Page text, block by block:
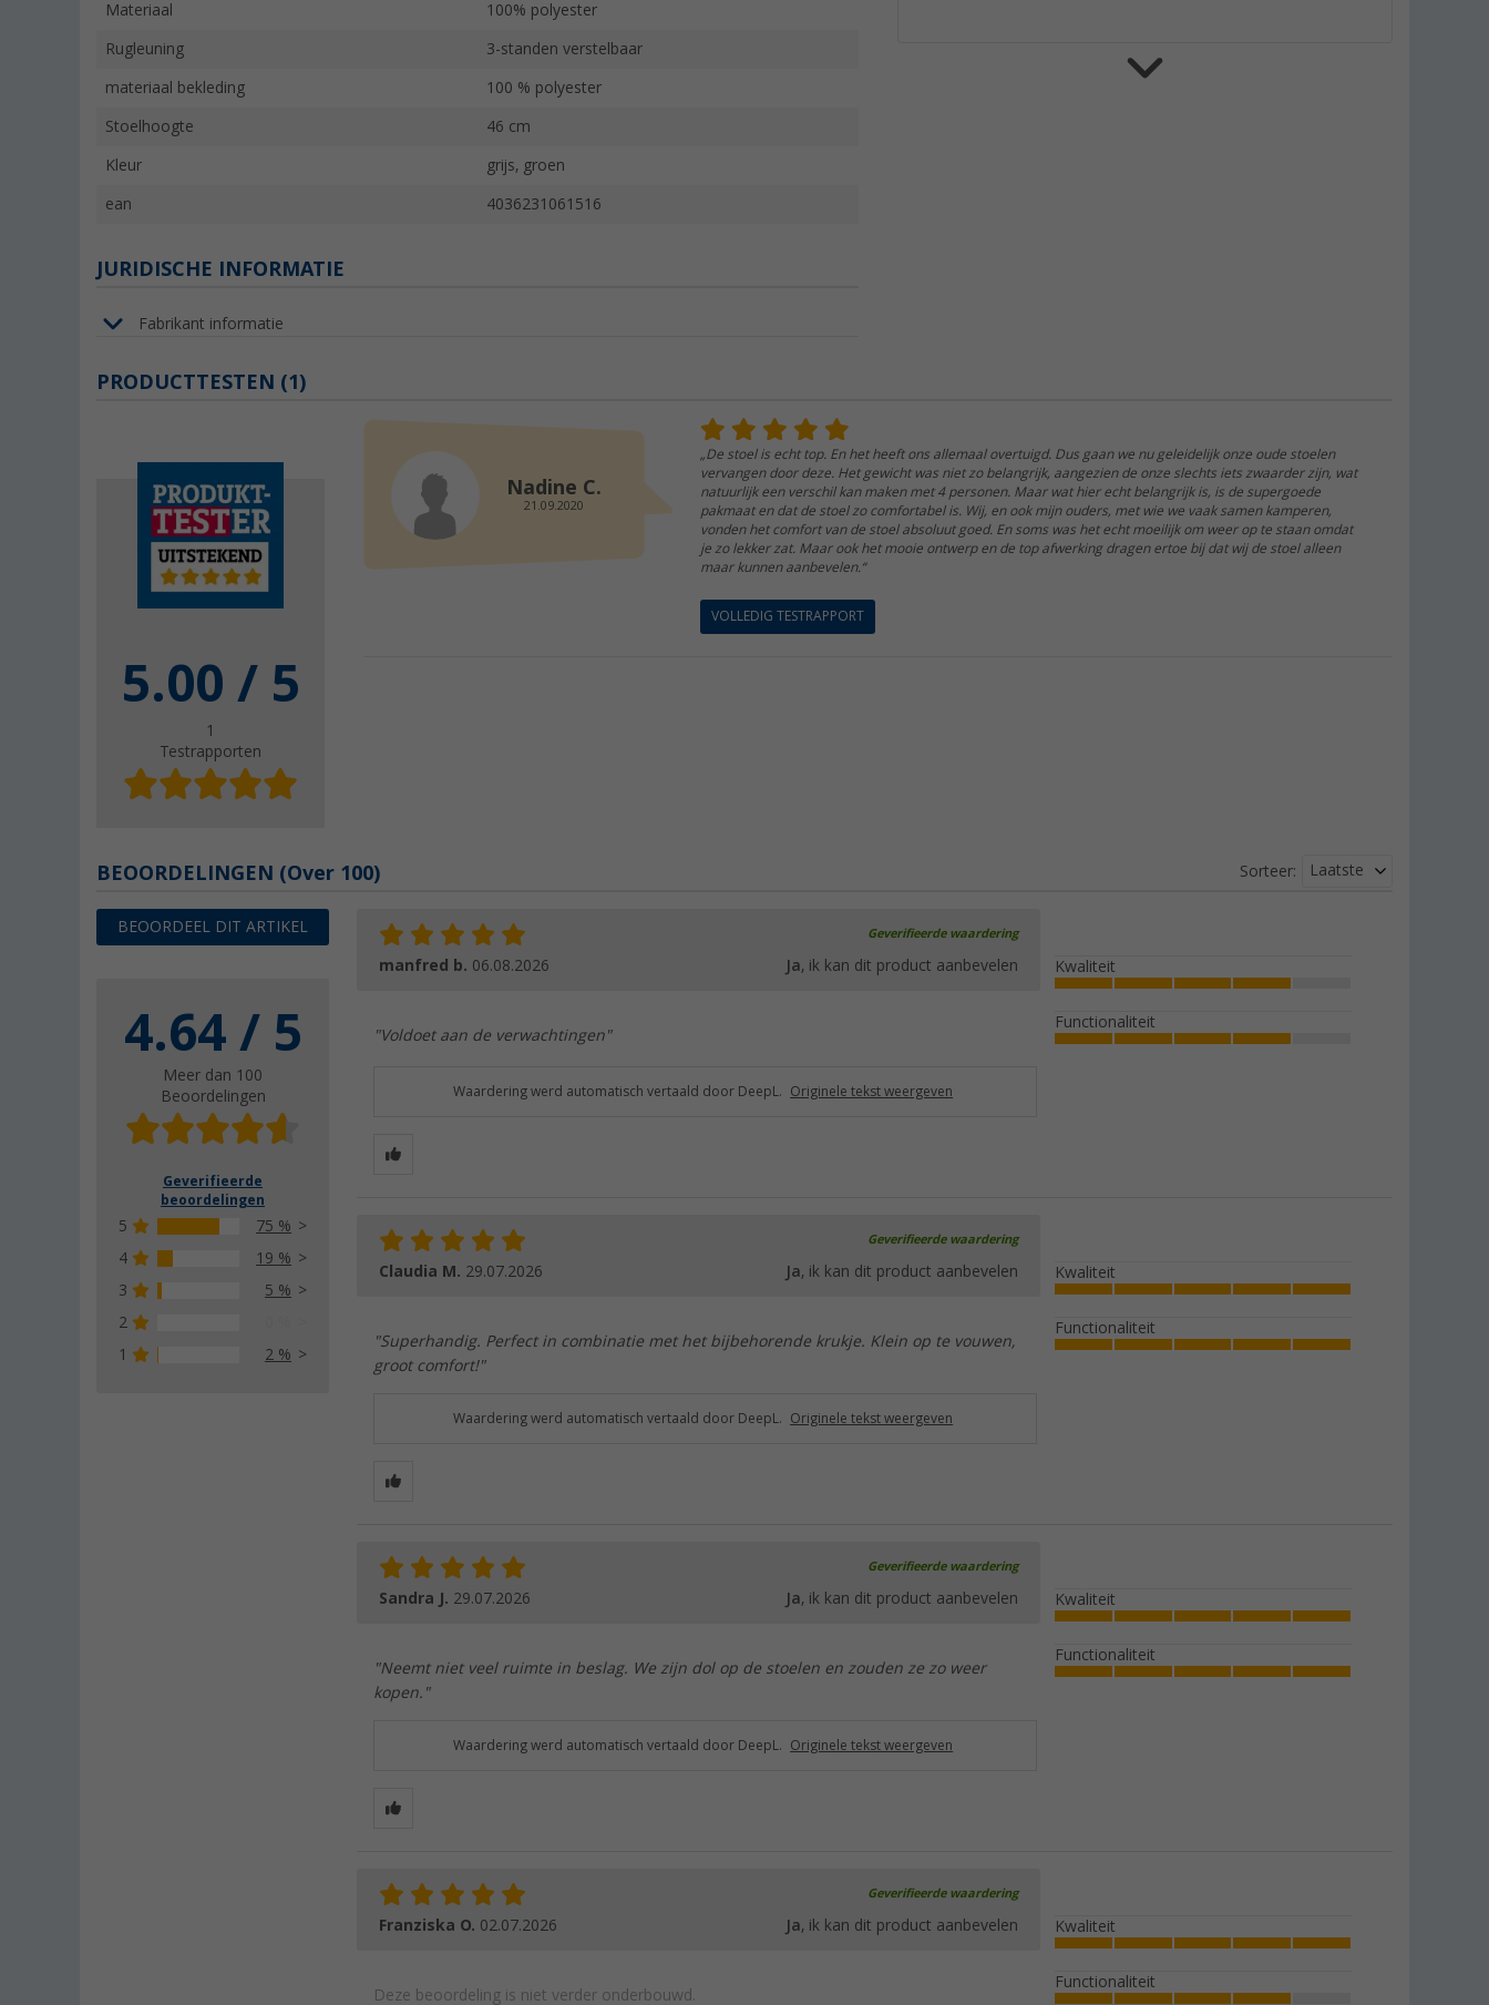
Materiaal 100% polyester
Rugleuning 3-standen verstelbaar
materiaal bekleding 100 % polyester
Stoelhoogte 46 cm
Kleur grijs, groen
ean 4036231061516
JURIDISCHE INFORMATIE
Fabrikant informatie
PRODUCTTESTEN (1)
5.00 / 5
1
Testrapporten
Nadine C.
21.09.2020
„De stoel is echt top. En het heeft ons allemaal overtuigd. Dus gaan we nu geleidelijk onze oude stoelen
vervangen door deze. Het gewicht was niet zo belangrijk, aangezien de onze slechts iets zwaarder zijn, wat
natuurlijk een verschil kan maken met 4 personen. Maar wat hier echt belangrijk is, is de supergoede
pakmaat en dat de stoel zo comfortabel is. Wij, en ook mijn ouders, met wie we vaak samen kamperen,
vonden het comfort van de stoel absoluut goed. En soms was het echt moeilijk om weer op te staan omdat
je zo lekker zat. Maar ook het mooie ontwerp en de top afwerking dragen ertoe bij dat wij de stoel alleen
maar kunnen aanbevelen.“
VOLLEDIG TESTRAPPORT
BEOORDELINGEN (Over 100)
BEOORDEEL DIT ARTIKEL
4.64 / 5
Meer dan 100
Beoordelingen
Geverifieerde
beoordelingen
5
75 %
4
19 %
3
5 %
2
1
2 %
Sorteer: Laatste
Geverifieerde waardering
manfred b. 06.08.2026 Ja, ik kan dit product aanbevelen
"Voldoet aan de verwachtingen"
Kwaliteit
Functionaliteit
Waardering werd automatisch vertaald door DeepL. Originele tekst weergeven
Geverifieerde waardering
Claudia M. 29.07.2026 Ja, ik kan dit product aanbevelen
"Superhandig. Perfect in combinatie met het bijbehorende krukje. Klein op te vouwen,
groot comfort!"
Kwaliteit
Functionaliteit
Waardering werd automatisch vertaald door DeepL. Originele tekst weergeven
Geverifieerde waardering
Sandra J. 29.07.2026 Ja, ik kan dit product aanbevelen
"Neemt niet veel ruimte in beslag. We zijn dol op de stoelen en zouden ze zo weer
kopen."
Kwaliteit
Functionaliteit
Waardering werd automatisch vertaald door DeepL. Originele tekst weergeven
Geverifieerde waardering
Franziska O. 02.07.2026 Ja, ik kan dit product aanbevelen
Deze beoordeling is niet verder onderbouwd.
Kwaliteit
Functionaliteit